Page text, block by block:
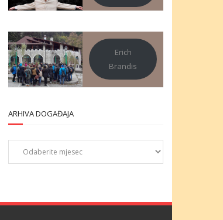
Erich
Brandis
ARHIVA DOGAĐAJA
Arhiva
događaja